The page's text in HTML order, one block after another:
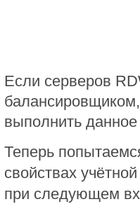
Если серверов
выполнить
Теперь
свойствах
при следующем